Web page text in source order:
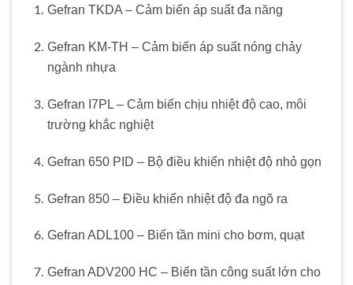
Gefran TKDA – Cảm biến áp suất đa năng
Gefran KM-TH – Cảm biến áp suất nóng chảy
ngành nhựa
Gefran I7PL – Cảm biến chịu nhiệt độ cao, môi
trường khắc nghiệt
Gefran 650 PID – Bộ điều khiển nhiệt độ nhỏ gọn
Gefran 850 – Điều khiển nhiệt độ đa ngõ ra
Gefran ADL100 – Biến tần mini cho bơm, quạt
Gefran ADV200 HC – Biến tần công suất lớn cho